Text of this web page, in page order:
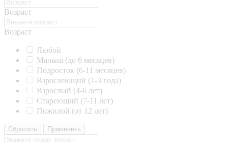
Возраст
Возраст
Любой
Малыш (до 6 месяцев)
Подросток (6-11 месяцев)
Взрослеющий (1-3 года)
Взрослый (4-6 лет)
Стареющий (7-11 лет)
Пожилой (от 12 лет)
Сбросить Применить